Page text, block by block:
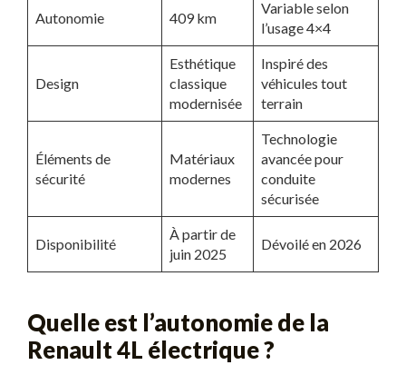
Autonomie 409 km
Variable selon
l’usage 4×4
Design
Esthétique
classique
modernisée
Inspiré des
véhicules tout
terrain
Éléments de
sécurité
Matériaux
modernes
Technologie
avancée pour
conduite
sécurisée
Disponibilité
À partir de
juin 2025
Dévoilé en 2026
Quelle est l’autonomie de la
Renault 4L électrique ?